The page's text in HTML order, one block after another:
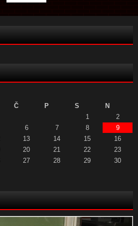
Č P S
N
1
2
6 7 8
9
13 14 15
16
20 21 22
23
27 28 29
30